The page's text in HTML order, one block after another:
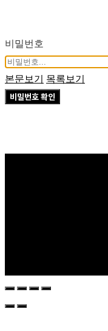
비밀번호
본문보기 목록보기
비밀번호 확인